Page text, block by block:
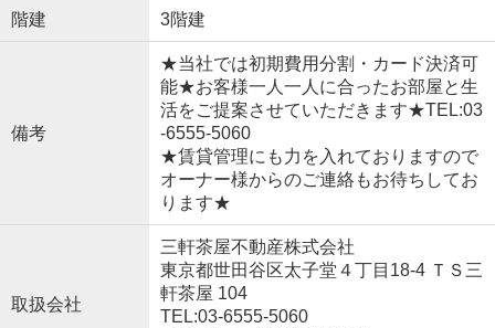
階建 3階建
備考
★当社では初期費用分割・カード決済可
能★お客様一人一人に合ったお部屋と生
活をご提案させていただきます★TEL:03
-6555-5060
★賃貸管理にも力を入れておりますので
オーナー様からのご連絡もお待ちしてお
ります★
取扱会社
三軒茶屋不動産株式会社
東京都世田谷区太子堂４丁目18-4 ＴＳ三
軒茶屋 104
TEL:03-6555-5060